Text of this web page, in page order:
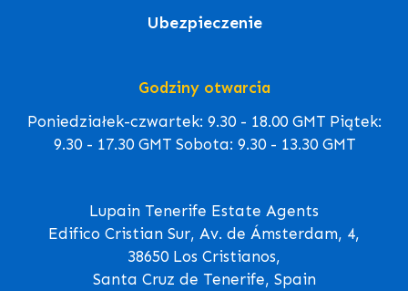
Ubezpieczenie
Godziny otwarcia
Poniedziałek-czwartek: 9.30 - 18.00 GMT Piątek:
9.30 - 17.30 GMT Sobota: 9.30 - 13.30 GMT
Lupain Tenerife Estate Agents
Edifico Cristian Sur, Av. de Ámsterdam, 4,
38650 Los Cristianos,
Santa Cruz de Tenerife, Spain